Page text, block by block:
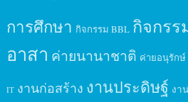
การศึกษา กิจกรรม BBL กิจกรร
อาสา ค่ายนานาชาติ ค่ายอนุรักษ์
IT งานก่อสร้าง งานประดิษฐ์ งา